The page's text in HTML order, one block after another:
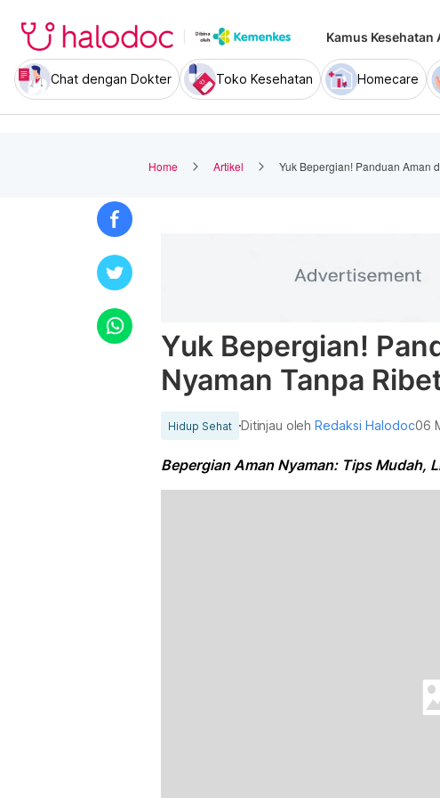
Kamus Kesehatan
Chat dengan Dokter Toko Kesehatan Homecare
Home Artikel Yuk Bepergian! Panduan Aman
Yuk Bepergian!
Nyaman Tanpa
Hidup Sehat Ditinjau olehRedaksi Halodoc06
Bepergian Aman Nyaman: Tips Mudah,